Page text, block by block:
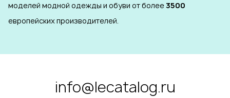
моделей модной одежды и обуви от более3500
европейских производителей.
info@lecatalog.ru